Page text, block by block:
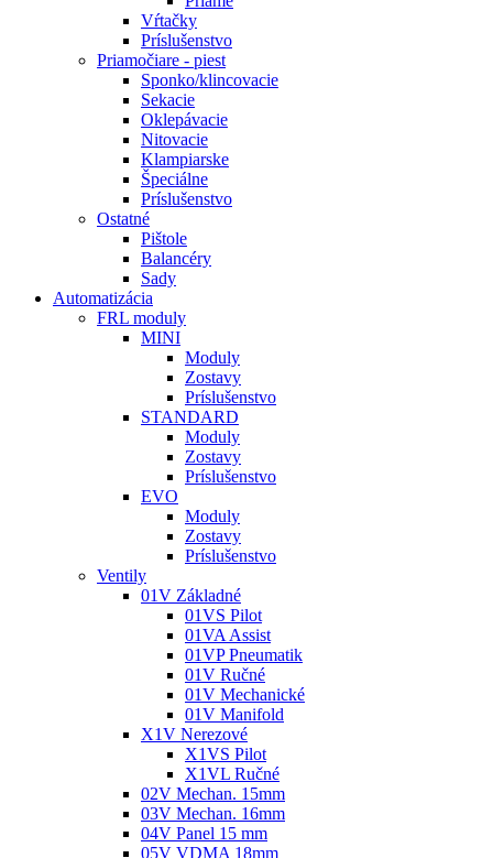
Vŕtačky
Príslušenstvo
Priamočiare - piest
Sponko/klincovacie
Sekacie
Oklepávacie
Nitovacie
Klampiarske
Špeciálne
Príslušenstvo
Ostatné
Pištole
Balancéry
Sady
Automatizácia
FRL moduly
MINI
Moduly
Zostavy
Príslušenstvo
STANDARD
Moduly
Zostavy
Príslušenstvo
EVO
Moduly
Zostavy
Príslušenstvo
Ventily
01V Základné
01VS Pilot
01VA Assist
01VP Pneumatik
01V Ručné
01V Mechanické
01V Manifold
X1V Nerezové
X1VS Pilot
X1VL Ručné
02V Mechan. 15mm
03V Mechan. 16mm
04V Panel 15 mm
05V VDMA 18mm